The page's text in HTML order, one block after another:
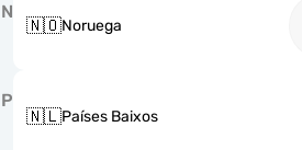
N
🇳🇴Noruega
P
🇳🇱Países Baixos